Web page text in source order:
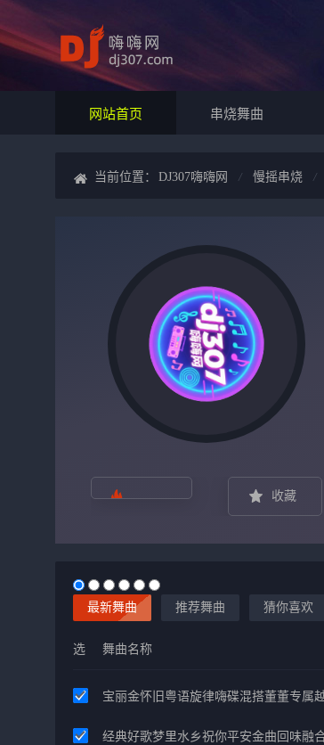
网站首页 串烧舞曲
当前位置： DJ307嗨嗨网 慢摇串烧
收藏
最新舞曲 推荐舞曲 猜你喜欢
选 舞曲名称
宝丽金怀旧粤语旋律嗨碟混搭董董专属
经典好歌梦里水乡祝你平安金曲回味融